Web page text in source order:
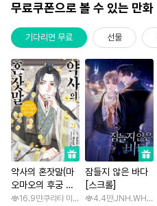
무료쿠폰으로 볼 수 있는 만화
기다리면 무료 선물
약사의 혼잣말(마
오마오의 후궁 수
수께끼 풀이수첩)
16.9만쿠라타 미노지 / 휴우가 나츠
잠들지 않은 바다
[스크롤]
4.4만JNH.WH